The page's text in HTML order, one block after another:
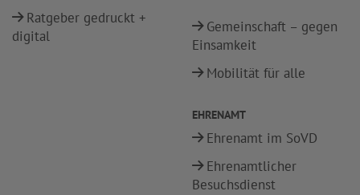
Ratgeber gedruckt +
digital
Gemeinschaft – gegen
Einsamkeit
Mobilität für alle
EHRENAMT
Ehrenamt im SoVD
Ehrenamtlicher
Besuchsdienst